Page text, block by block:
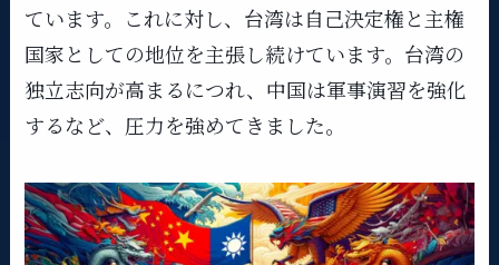
ています。これに対し、台湾は自己決定権と主権
国家としての地位を主張し続けています。台湾の
独立志向が高まるにつれ、中国は軍事演習を強化
するなど、圧力を強めてきました。